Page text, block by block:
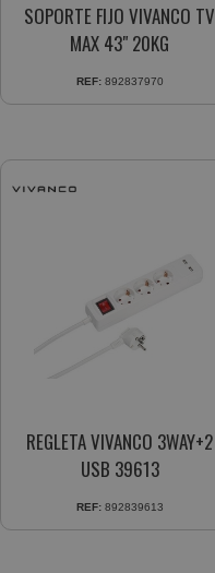
SOPORTE FIJO VIVANCO TV
MAX 43" 20KG
REF: 892837970
REGLETA VIVANCO 3WAY+2
USB 39613
REF: 892839613